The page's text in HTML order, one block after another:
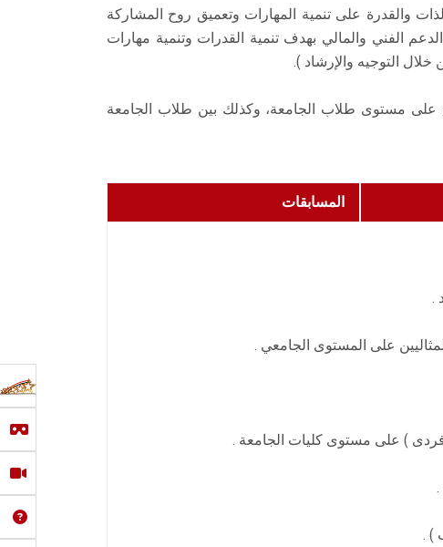
والقدرة على تنمية المهارات وتعميق روح المشاركة
الفني والمالي بهدف تنمية القدرات وتنمية مهارات
التوجيه والإرشاد ).
على مستوى طلاب الجامعة، وكذلك بين طلاب الجامعة
المسابقات